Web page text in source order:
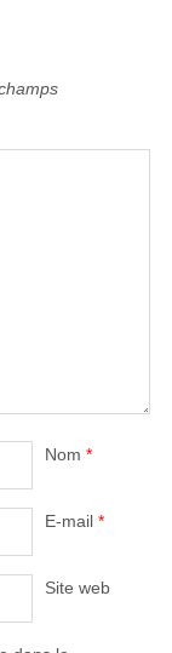
Nom *
E-mail *
Site web